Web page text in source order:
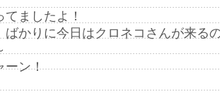
てましたよ！
ばかりに今日はクロネコさんが来る
ーン！